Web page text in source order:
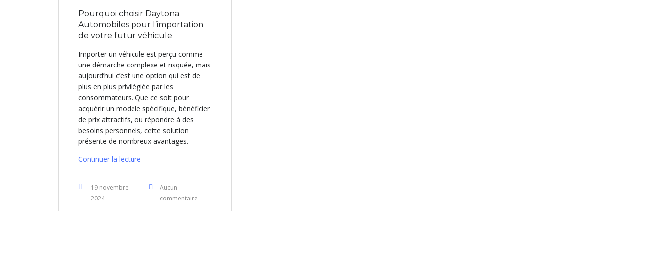
Pourquoi choisir Daytona
Automobiles pour l’importation
de votre futur véhicule
Importer un véhicule est perçu comme
une démarche complexe et risquée, mais
aujourd’hui c’est une option qui est de
plus en plus privilégiée par les
consommateurs. Que ce soit pour
acquérir un modèle spécifique, bénéficier
de prix attractifs, ou répondre à des
besoins personnels, cette solution
présente de nombreux avantages.
Continuer la lecture
19 novembre
2024
Aucun
commentaire